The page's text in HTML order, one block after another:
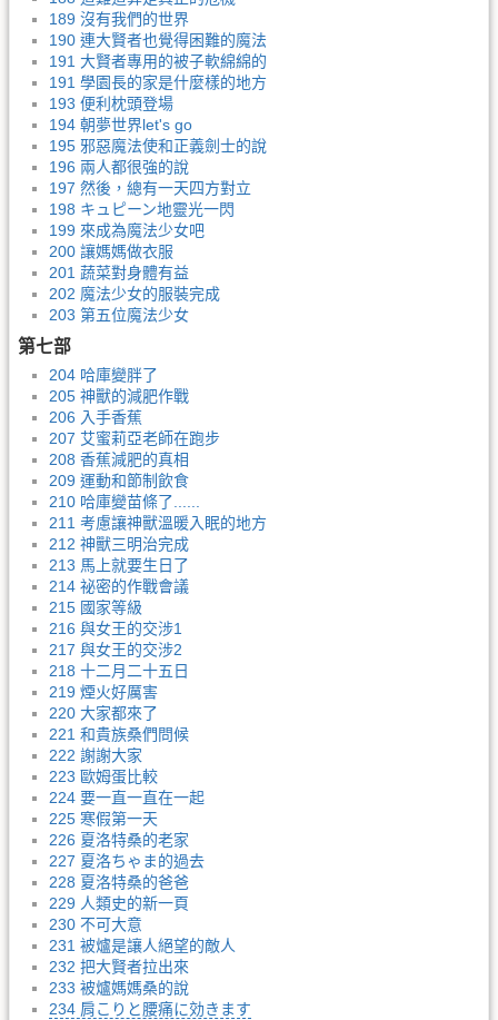
189 沒有我們的世界
190 連大賢者也覺得困難的魔法
191 大賢者專用的被子軟綿綿的
191 學園長的家是什麼樣的地方
193 便利枕頭登場
194 朝夢世界let's go
195 邪惡魔法使和正義劍士的說
196 兩人都很強的說
197 然後，總有一天四方對立
198 キュピーン地靈光一閃
199 來成為魔法少女吧
200 讓媽媽做衣服
201 蔬菜對身體有益
202 魔法少女的服裝完成
203 第五位魔法少女
第七部
204 哈庫變胖了
205 神獸的減肥作戰
206 入手香蕉
207 艾蜜莉亞老師在跑步
208 香蕉減肥的真相
209 運動和節制飲食
210 哈庫變苗條了......
211 考慮讓神獸溫暖入眠的地方
212 神獸三明治完成
213 馬上就要生日了
214 祕密的作戰會議
215 國家等級
216 與女王的交涉1
217 與女王的交涉2
218 十二月二十五日
219 煙火好厲害
220 大家都來了
221 和貴族桑們問候
222 謝謝大家
223 歐姆蛋比較
224 要一直一直在一起
225 寒假第一天
226 夏洛特桑的老家
227 夏洛ちゃま的過去
228 夏洛特桑的爸爸
229 人類史的新一頁
230 不可大意
231 被爐是讓人絕望的敵人
232 把大賢者拉出來
233 被爐媽媽桑的說
234 肩こりと腰痛に効きます